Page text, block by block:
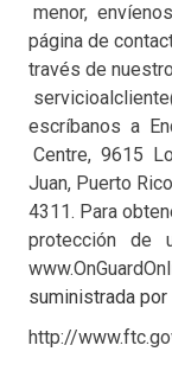
menor,
página de
través de
escríbanos a
Centre, 9615
Juan, Puerto
4311. Para
protección de
suministrada por
http://